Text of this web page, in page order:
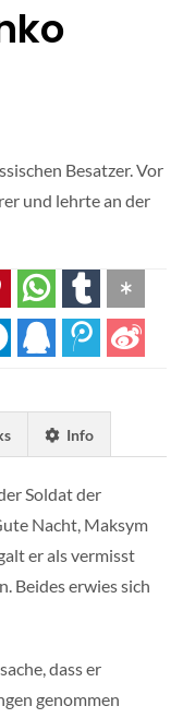
Besatzer. Vor
und lehrte an der
Info
Soldat der
Nacht, Maksym
er als vermisst
Beides erwies sich
dass er
genommen